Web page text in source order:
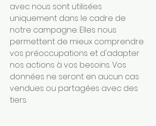
avec nous sont utilisées
uniquement dans le cadre de
notre campagne. Elles nous
permettent de mieux comprendre
vos préoccupations et d'adapter
nos actions à vos besoins. Vos
données ne seront en aucun cas
vendues ou partagées avec des
tiers.